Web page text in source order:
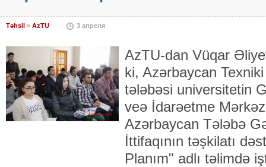
Təhsil » AzTU 3 апреля
AzTU-dan Vüqar
ki, Azərbaycan
tələbəsi universitetin
veə İdarəetme
Azərbaycan Tələbə
İttifaqının təşkilatı
Planım" adlı təlimdə